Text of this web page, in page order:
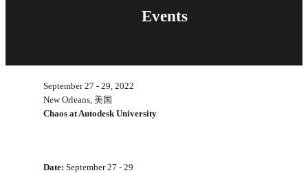
Events
September 27 - 29, 2022
New Orleans, 美国
Chaos at Autodesk University
Date: September 27 - 29